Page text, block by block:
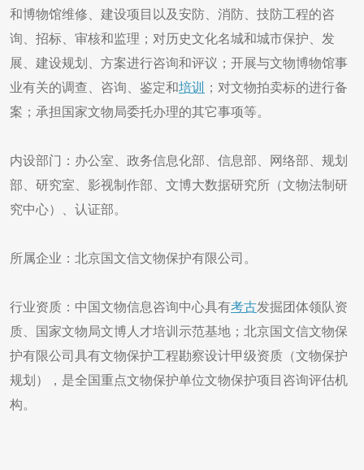
和博物馆维修、建设项目以及安防、消防、技防工程的咨
询、招标、审核和监理；对历史文化名城和城市保护、发
展、建设规划、方案进行咨询和评议；开展与文物博物馆事
业有关的调查、咨询、鉴定和培训
；对文物拍卖标的进行备
案；承担国家文物局委托办理的其它事项等。
内设部门：办公室、政务信息化部、信息部、网络部、规划
部、研究室、影视制作部、文博大数据研究所（文物法制研
究中心）、认证部。
所属企业：北京国文信文物保护有限公司。
行业资质：中国文物信息咨询中心具有考古发掘团体领队资
质、国家文物局文博人才培训示范基地；北京国文信文物保
护有限公司具有文物保护工程勘察设计甲级资质（文物保护
规划），是全国重点文物保护单位文物保护项目咨询评估机
构。